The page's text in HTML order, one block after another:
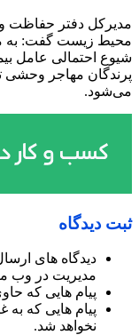
مدیرکل دفتر حفاظت
محیط زیست گفت: به
شیوع احتمالی عامل
پرندگان مهاجر وحشی
می‌شود.
ثبت دیدگاه
دیدگاه های
مدیریت در وب
پیام هایی که
پیام هایی که به
نخواهد شد.